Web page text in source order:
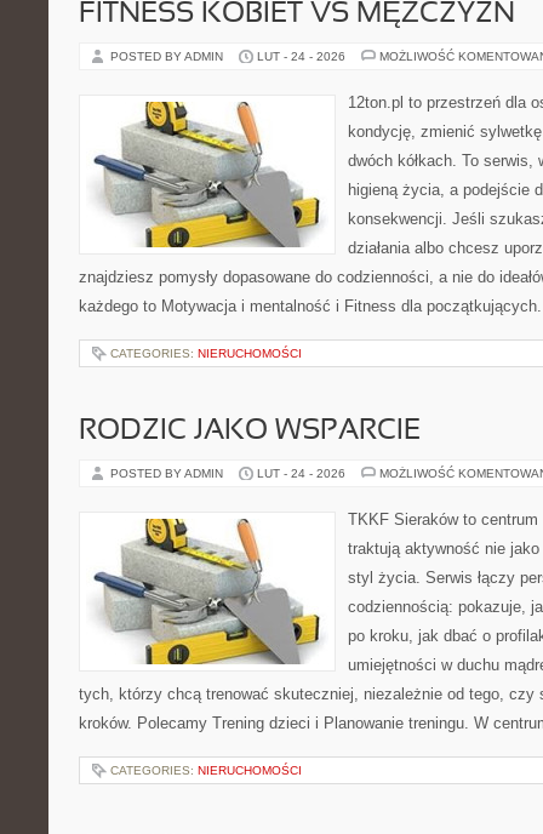
FITNESS KOBIET VS MĘŻCZYZN
POSTED BY ADMIN LUT - 24 - 2026 MOŻLIWOŚĆ
12ton.pl to przestrzeń dla
kondycję, zmienić
dwóch kółkach. To
higieną życia, a podejście
konsekwencji. Jeśli
działania albo chcesz
znajdziesz pomysły dopasowane do codzienności, a nie do
każdego to Motywacja i mentalność i Fitness dla
CATEGORIES: NIERUCHOMOŚCI
RODZIC JAKO WSPARCIE
POSTED BY ADMIN LUT - 24 - 2026 MOŻLIWOŚĆ
TKKF Sieraków to
traktują aktywność nie
styl życia. Serwis łączy
codziennością: pokazuje,
po kroku, jak dbać o
umiejętności w duchu
tych, którzy chcą trenować skuteczniej, niezależnie od tego, czy
kroków. Polecamy Trening dzieci i Planowanie treningu. W
CATEGORIES: NIERUCHOMOŚCI